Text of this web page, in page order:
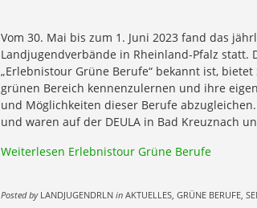
Vom 30. Mai bis zum 1. Juni 2023 fand das
Landjugendverbände in Rheinland-Pfalz statt.
„Erlebnistour Grüne Berufe“ bekannt ist,
grünen Bereich kennenzulernen und ihre
und Möglichkeiten dieser Berufe
und waren auf der DEULA in Bad Kreuznach
Weiterlesen Erlebnistour Grüne Berufe
Posted by LANDJUGENDRLN in AKTUELLES, GRÜNE BERUFE,